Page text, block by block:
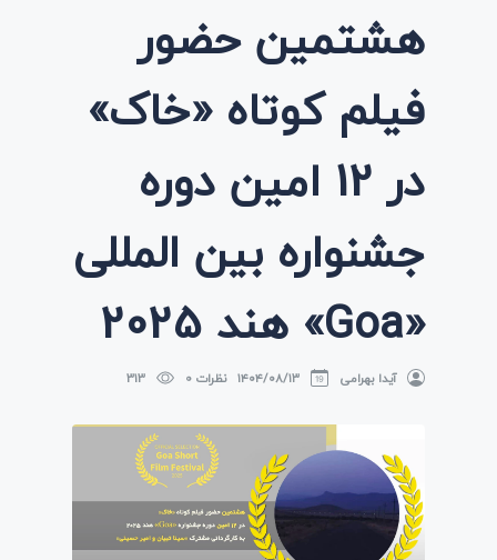
هشتمین حضور
فیلم کوتاه «خاک»
در 12 امین دوره
جشنواره بین المللی
«Goa» هند 2025
آیدا بهرامی ۱۴۰۴/۰۸/۱۳ نظرات 0 313